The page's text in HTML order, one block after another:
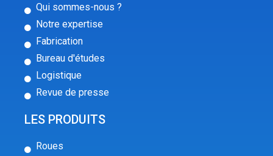
Qui sommes-nous ?
Notre expertise
Fabrication
Bureau d'études
Logistique
Revue de presse
LES PRODUITS
Roues